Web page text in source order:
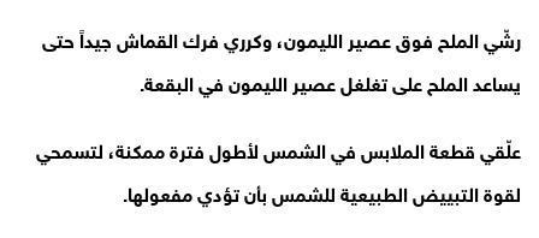
رشّي الملح فوق عصير الليمون، وكرري فرك القماش جيداً حتى
يساعد الملح على تغلغل عصير الليمون في البقعة.
علّقي قطعة الملابس في الشمس لأطول فترة ممكنة، لتسمحي
لقوة التبييض الطبيعية للشمس بأن تؤدي مفعولها.